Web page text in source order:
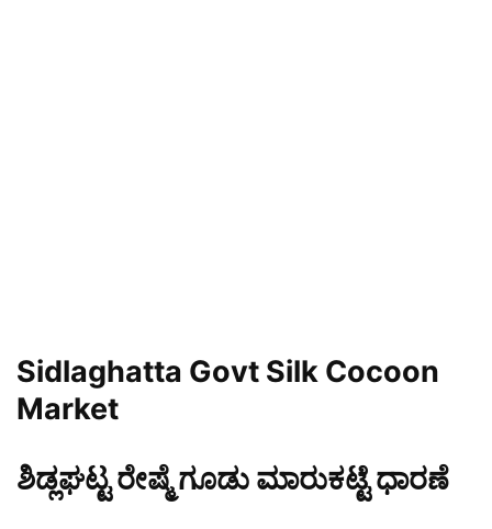
Sidlaghatta Govt Silk Cocoon
Market
ಶಿಡ್ಲಘಟ್ಟ ರೇಷ್ಮೆ ಗೂಡು ಮಾರುಕಟ್ಟೆ ಧಾರಣೆ